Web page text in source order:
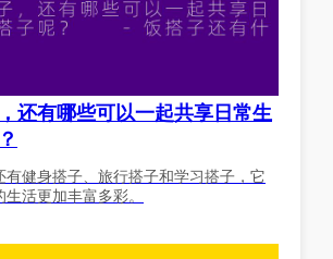
还有哪些可以一起共享日常生
有健身搭子、旅行搭子和学习搭子，它
活更加丰富多彩。